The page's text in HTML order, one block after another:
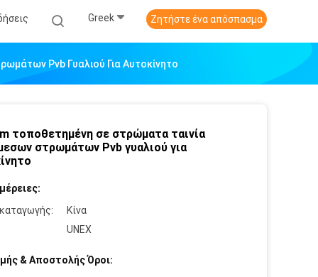
Greek Ζητήστε ένα απόσπασμα
Pvb Γυαλιού Για Αυτοκίνητο
τοποθετημένη σε στρώματα ταινία
στρωμάτων Pvb γυαλιού για
Κίνα
UNEX
& Αποστολής Όροι: